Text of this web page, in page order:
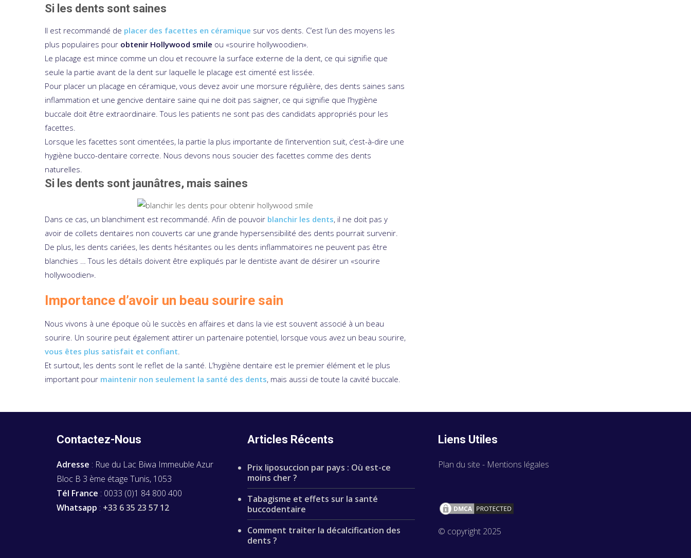
Si les dents sont saines
Il est recommandé de placer des facettes en céramique sur vos dents. C’est l’un des moyens les
plus populaires pour obtenir Hollywood smile ou «sourire hollywoodien».
Le placage est mince comme un clou et recouvre la surface externe de la dent, ce qui signifie que
seule la partie avant de la dent sur laquelle le placage est cimenté est lissée.
Pour placer un placage en céramique, vous devez avoir une morsure régulière, des dents saines sans
inflammation et une gencive dentaire saine qui ne doit pas saigner, ce qui signifie que l’hygiène
buccale doit être extraordinaire. Tous les patients ne sont pas des candidats appropriés pour les
facettes.
Lorsque les facettes sont cimentées, la partie la plus importante de l’intervention suit, c’est-à-dire une
hygiène bucco-dentaire correcte. Nous devons nous soucier des facettes comme des dents
naturelles.
Si les dents sont jaunâtres, mais saines
Dans ce cas, un blanchiment est recommandé. Afin de pouvoir blanchir les dents, il ne doit pas y
avoir de collets dentaires non couverts car une grande hypersensibilité des dents pourrait survenir.
De plus, les dents cariées, les dents hésitantes ou les dents inflammatoires ne peuvent pas être
blanchies … Tous les détails doivent être expliqués par le dentiste avant de désirer un «sourire
hollywoodien».
Importance d’avoir un beau sourire sain
Nous vivons à une époque où le succès en affaires et dans la vie est souvent associé à un beau
sourire. Un sourire peut également attirer un partenaire potentiel, lorsque vous avez un beau sourire,
vous êtes plus satisfait et confiant.
Et surtout, les dents sont le reflet de la santé. L’hygiène dentaire est le premier élément et le plus
important pour maintenir non seulement la santé des dents, mais aussi de toute la cavité buccale.
Contactez-Nous
Adresse : Rue du Lac Biwa Immeuble Azur
Bloc B 3 ème étage Tunis, 1053
Tél France : 0033 (0)1 84 800 400
Whatsapp : +33 6 35 23 57 12
Articles Récents
Prix liposuccion par pays : Où est-ce
moins cher ?
Tabagisme et effets sur la santé
buccodentaire
Comment traiter la décalcification des
dents ?
Liens Utiles
Plan du site - Mentions légales
© copyright 2025